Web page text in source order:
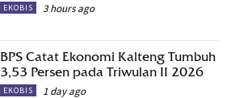
EKOBIS 3 hours ago
BPS Catat Ekonomi Kalteng Tumbuh
3,53 Persen pada Triwulan II 2026
EKOBIS 1 day ago